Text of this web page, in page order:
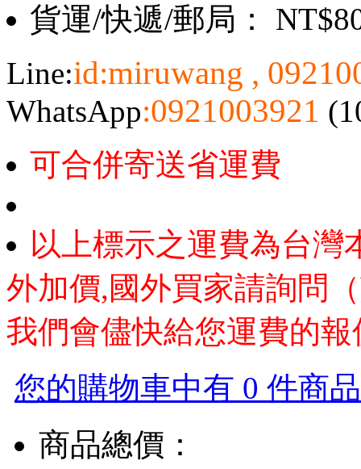
貨運/快遞/郵局：
Line:id:miruwang ,
WhatsApp:0921003921
可合併寄送省運費
以上標示之運費為台灣
外加價,國外買家請詢問
我們會儘快給您運費的報
您的購物車中有 0 件商
商品總價：